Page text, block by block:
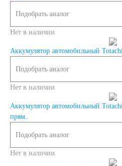
Испания Иран
Индия
Германия
По напряжению
12 вольт
Подобрать аналог
Нет в наличии
Аккумулятор автомобильный
Подобрать аналог
Нет в наличии
Аккумулятор автомобильный
прям.
Подобрать аналог
Нет в наличии